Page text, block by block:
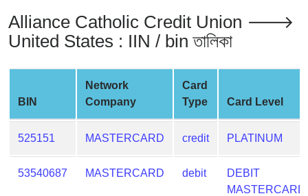
?
IP
BIN
Checker
Alliance Catholic Credit Union 🡒
United States : IIN / bin তালিকা
BIN
Network
Company
Card
Type
Card Level
525151 MASTERCARD credit PLATINUM
53540687 MASTERCARD debit
DEBIT
MASTERCARD